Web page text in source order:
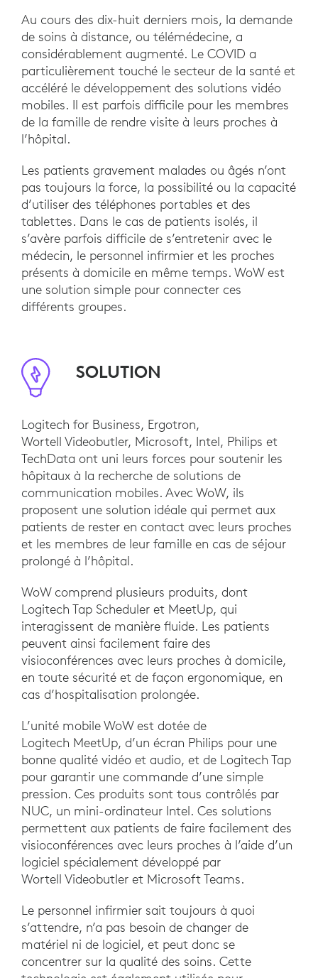
Au cours des dix-huit derniers mois, la demande
de soins à distance, ou télémédecine, a
considérablement augmenté. Le COVID a
particulièrement touché le secteur de la santé et
accéléré le développement des solutions vidéo
mobiles. Il est parfois difficile pour les membres
de la famille de rendre visite à leurs proches à
l’hôpital.
Les patients gravement malades ou âgés n’ont
pas toujours la force, la possibilité ou la capacité
d’utiliser des téléphones portables et des
tablettes. Dans le cas de patients isolés, il
s’avère parfois difficile de s’entretenir avec le
médecin, le personnel infirmier et les proches
présents à domicile en même temps. WoW est
une solution simple pour connecter ces
différents groupes.
SOLUTION
Logitech for Business, Ergotron,
Wortell Videobutler, Microsoft, Intel, Philips et
TechData ont uni leurs forces pour soutenir les
hôpitaux à la recherche de solutions de
communication mobiles. Avec WoW, ils
proposent une solution idéale qui permet aux
patients de rester en contact avec leurs proches
et les membres de leur famille en cas de séjour
prolongé à l’hôpital.
WoW comprend plusieurs produits, dont
Logitech Tap Scheduler et MeetUp, qui
interagissent de manière fluide. Les patients
peuvent ainsi facilement faire des
visioconférences avec leurs proches à domicile,
en toute sécurité et de façon ergonomique, en
cas d’hospitalisation prolongée.
L’unité mobile WoW est dotée de
Logitech MeetUp, d’un écran Philips pour une
bonne qualité vidéo et audio, et de Logitech Tap
pour garantir une commande d’une simple
pression. Ces produits sont tous contrôlés par
NUC, un mini-ordinateur Intel. Ces solutions
permettent aux patients de faire facilement des
visioconférences avec leurs proches à l’aide d’un
logiciel spécialement développé par
Wortell Videobutler et Microsoft Teams.
Le personnel infirmier sait toujours à quoi
s’attendre, n’a pas besoin de changer de
matériel ni de logiciel, et peut donc se
concentrer sur la qualité des soins. Cette